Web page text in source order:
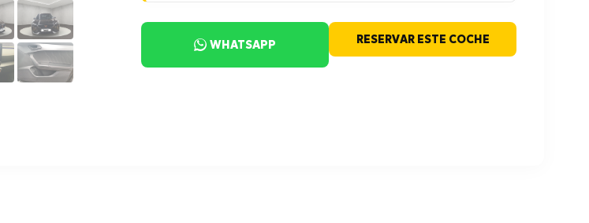
WHATSAPP RESERVAR ESTE COCHE